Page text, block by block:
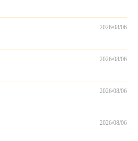
2026/08/06
2026/08/06
2026/08/06
2026/08/06